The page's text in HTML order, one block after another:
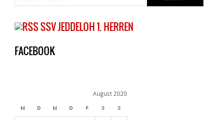
SSV JEDDELOH 1. HERREN
FACEBOOK
August 2020
M D M D F S S